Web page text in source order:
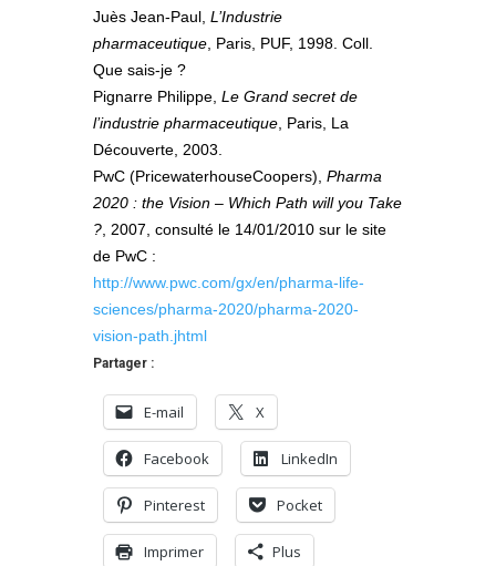
Juès Jean-Paul, L’Industrie
pharmaceutique , Paris, PUF, 1998. Coll.
Que sais-je ?
Pignarre Philippe, Le Grand secret de
l’industrie pharmaceutique , Paris, La
Découverte, 2003.
PwC (PricewaterhouseCoopers), Pharma
2020 : the Vision – Which Path will you Take
? , 2007, consulté le 14/01/2010 sur le site
de PwC :
http://www.pwc.com/gx/en/pharma-life-
sciences/pharma-2020/pharma-2020-
vision-path.jhtml
Partager :
E-mail X
Facebook LinkedIn
Pinterest Pocket
Imprimer Plus